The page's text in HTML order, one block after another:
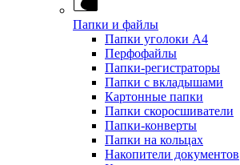
Папки и файлы
Папки уголоки А4
Перфофайлы
Папки-регистраторы
Папки с вкладышами
Картонные папки
Папки скоросшиватели
Папки-конверты
Папки на кольцах
Накопители документов